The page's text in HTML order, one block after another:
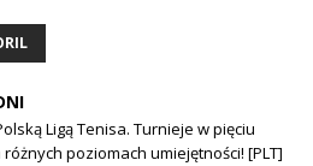
Ligą Tenisa. Turnieje w pięciu
poziomach umiejętności! [PLT]